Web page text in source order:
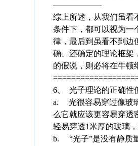
——————
综上所述，从我们虽看
条件下，都可以视为一
律，最后到虽看不到边
确、还确定的理论框架
的假说，则必将在牛顿
6、 光子理论的正确性
a. 光很容易穿过像玻
么它就应该更容易穿透
轻易穿透1米厚的玻璃
b. “光子”是没有静质